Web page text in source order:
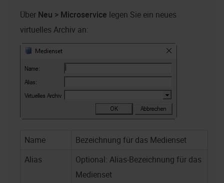
Über Neu > Microservice legen Sie ein neues
virtuelles Archiv an:
Name
Bezeichnung für das Medienset
Alias
Optional: Alias-Bezeichnung für das
Medienset